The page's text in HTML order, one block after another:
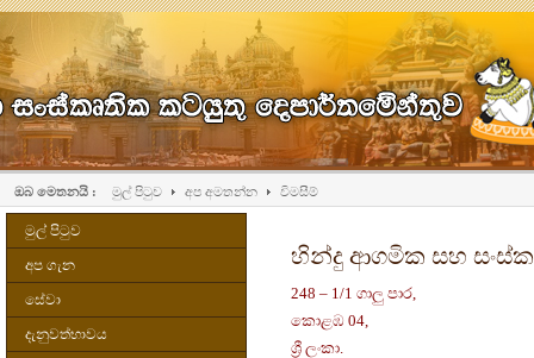
ඔබ මෙතනයි : මුල් පිටුව අප අමතන්න විමසීම්
මුල් පිටුව
අප ගැන
සේවා
දැනුවත්භාවය
හින්දු ආගමික සහ
248 – 1/1 ගාලු පාර,
කොළඹ 04,
ශ්‍රී ලංකා.